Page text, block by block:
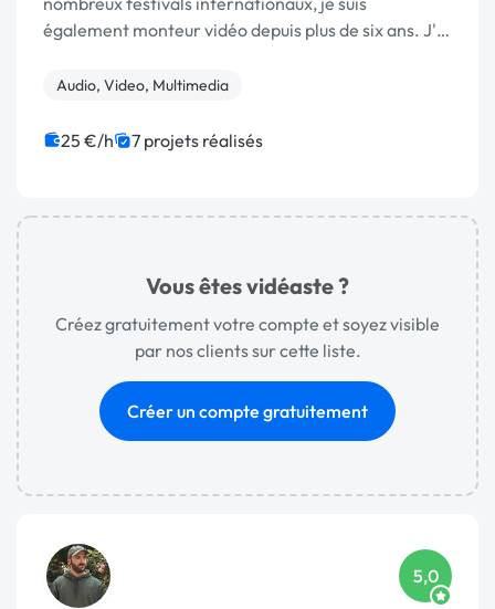
également monteur vidéo depuis plus de six ans. J'ai
réseaux
Audio, Video, Multimedia
25 €/h 7 projets réalisés
Vous êtes vidéaste ?
Créez gratuitement votre compte et soyez visible
par nos clients sur cette liste.
Créer un compte gratuitement
5,0